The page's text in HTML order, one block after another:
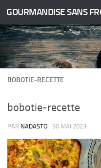
Skip to content
GOURMANDISE SANS
BOBOTIE-RECETTE
bobotie-recette
PAR NADASTO · 30 MAI 2023